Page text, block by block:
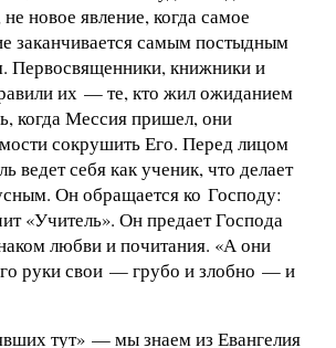
новое явление, когда самое
заканчивается самым постыдным
Первосвященники, книжники и
их — те, кто жил ожиданием
когда Мессия пришел, они
сокрушить Его. Перед лицом
ведет себя как ученик, что делает
Он обращается ко Господу:
«Учитель». Он предает Господа
любви и почитания. «А они
руки свои — грубо и злобно — и
тут» — мы знаем из Евангелия